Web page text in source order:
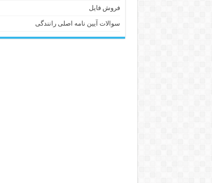
فروش فایل
سوالات آیین نامه اصلی رانندگی